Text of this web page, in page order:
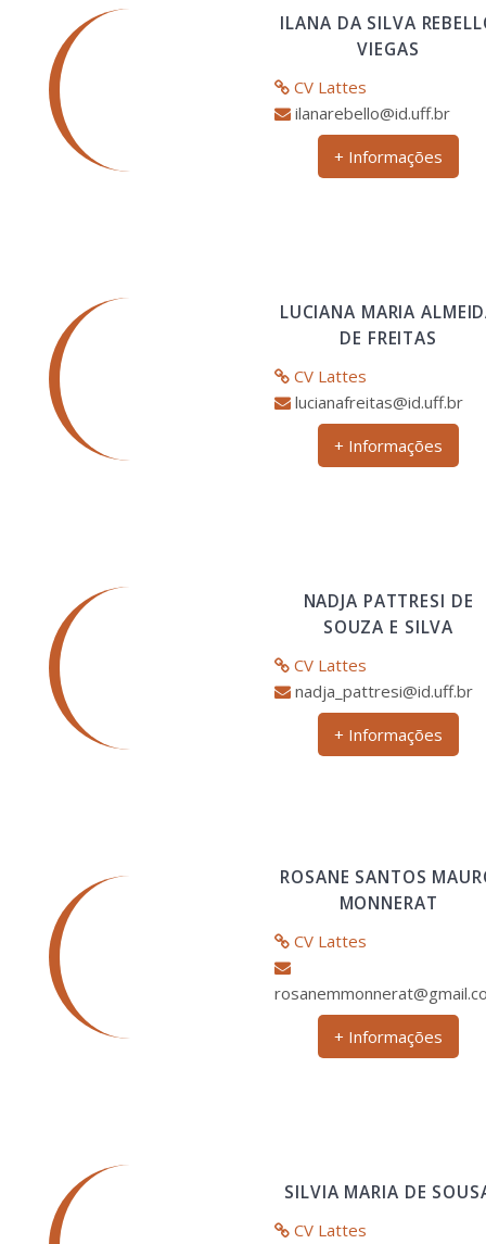
ILANA DA SILVA
VIEGAS
CV Lattes
ilanarebello@id.uff.br
+ Informações
LUCIANA MARIA
DE FREITAS
CV Lattes
lucianafreitas@id.uff.br
+ Informações
NADJA PATTRESI DE
SOUZA E SILVA
CV Lattes
nadja_pattresi@id.uff.br
+ Informações
ROSANE SANTOS
MONNERAT
CV Lattes
+ Informações
SILVIA MARIA DE
CV Lattes